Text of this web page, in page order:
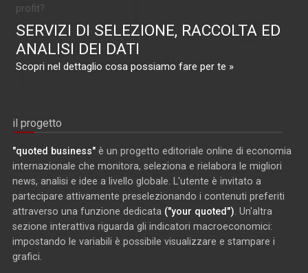
profit?
SERVIZI DI SELEZIONE, RACCOLTA ED
ANALISI DEI DATI
Scopri nel dettaglio cosa possiamo fare per te »
il progetto
"quoted business" è un progetto editoriale online di economia
internazionale che monitora, seleziona e rielabora le migliori
news, analisi e idee a livello globale. L'utente è invitato a
partecipare attivamente preselezionando i contenuti preferiti
attraverso una funzione dedicata ("your quoted"). Un'altra
sezione interattiva riguarda gli indicatori macroeconomici:
impostando le variabili è possibile visualizzare e stampare i
grafici.